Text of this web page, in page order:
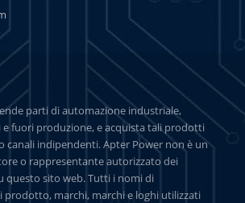
parti di automazione industriale,
fuori produzione, e acquista tali prodotti
canali indipendenti. Apter Power non è un
o rappresentante autorizzato dei
questo sito web. Tutti i nomi di
marchi, marchi e loghi utilizzati